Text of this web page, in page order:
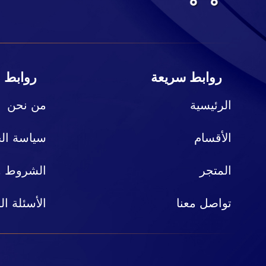
روابط سريعة
الرئيسية
الأقسام
المتجر
تواصل معنا
روابط
من نحن
سياسة
الشروط
الأسئلة